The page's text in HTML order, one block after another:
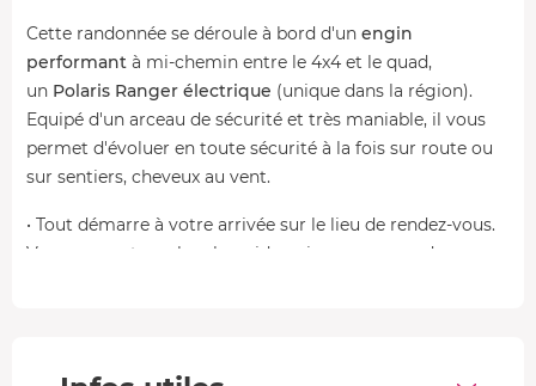
Cette randonnée se déroule à bord d'un engin
performant à mi-chemin entre le 4x4 et le quad,
un Polaris Ranger électrique (unique dans la région).
Equipé d'un arceau de sécurité et très maniable, il vous
permet d'évoluer en toute sécurité à la fois sur route ou
sur sentiers, cheveux au vent.
• Tout démarre à votre arrivée sur le lieu de rendez-vous.
Vous rencontrez alors le guide qui va vous encadrer